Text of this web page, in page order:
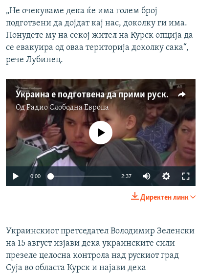
„Не очекуваме дека ќе има голем број
подготвени да дојдат кај нас, доколку ги има.
Понудете му на секој жител на Курск опција да
се евакуира од оваа територија доколку сака“,
рече Лубинец.
Украина e подготвена да прими руски бегалци од Курск
ОдРадио Слободна Eвропа
720p 1080p
No media source currently available
0:00 2:37
720p
1080p
Директен линк
Украинскиот претседател Володимир Зеленски
на 15 август изјави дека украинските сили
презеле целосна контрола над рускиот град
Суја во областа Курск и најави дека